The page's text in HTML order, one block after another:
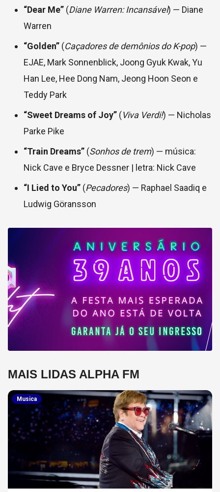
“Dear Me” (Diane Warren: Incansável) — Diane
Warren
“Golden” (Caçadores de demônios do K-pop) —
EJAE, Mark Sonnenblick, Joong Gyuk Kwak, Yu
Han Lee, Hee Dong Nam, Jeong Hoon Seon e
Teddy Park
“Sweet Dreams of Joy” (Viva Verdi!) — Nicholas
Parke Pike
“Train Dreams” (Sonhos de trem) — música:
Nick Cave e Bryce Dessner | letra: Nick Cave
“I Lied to You” (Pecadores) — Raphael Saadiq e
Ludwig Göransson
MAIS LIDAS ALPHA FM
Musica